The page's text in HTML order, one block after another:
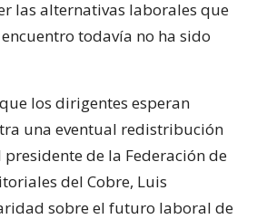
las alternativas laborales que
todavía no ha sido
los dirigentes esperan
una eventual redistribución
de la Federación de
del Cobre, Luis
sobre el futuro laboral de